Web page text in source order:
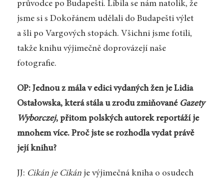
průvodce po Budapešti. Líbila se nám natolik, že
jsme si s Dokořánem udělali do Budapešti výlet
a šli po Vargových stopách. Všichni jsme fotili,
takže knihu výjimečně doprovázejí naše
fotografie.
OP: Jednou z mála v edici vydaných žen je Lidia
Ostałowska, která stála u zrodu zmiňované Gazety
Wyborczej, přitom polských autorek reportáží je
mnohem více. Proč jste se rozhodla vydat právě
její knihu?
JJ: Cikán je Cikánje výjimečná kniha o osudech